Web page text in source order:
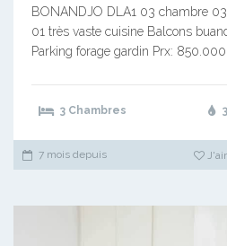
BONANDJO DLA1 03 chambre
01 très vaste cuisine Balcons
Parking forage gardin Prx:
3 Chambres
7 mois depuis